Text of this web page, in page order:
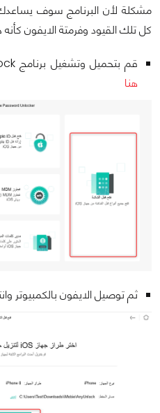
مشكلة لأن البرنامج سوف
كل تلك القيود وفرمتة الايفون
قم بتحميل وتشغيل برنامج AnyUnlock على جهاز الكمبيوتر من
هنا
ثم توصيل الايفون بالكمبيوتر